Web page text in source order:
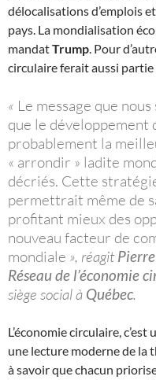
délocalisations d’emplois
pays. La mondialisation
mandatTrump. Pour
circulaire ferait aussi partie
« Le message que
que le développement
probablement la
« arrondir » ladite
décriés. Cette
permettrait même de
profitant mieux des
nouveau facteur de
mondiale », réagit
Réseau de l’économie
siège social à Québec.
L’économie circulaire, c’est
une lecture moderne de la
à savoir que chacun